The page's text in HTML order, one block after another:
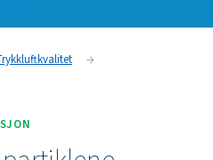
er tilgjengelig i stasjonære
pålitelig overvåking for både